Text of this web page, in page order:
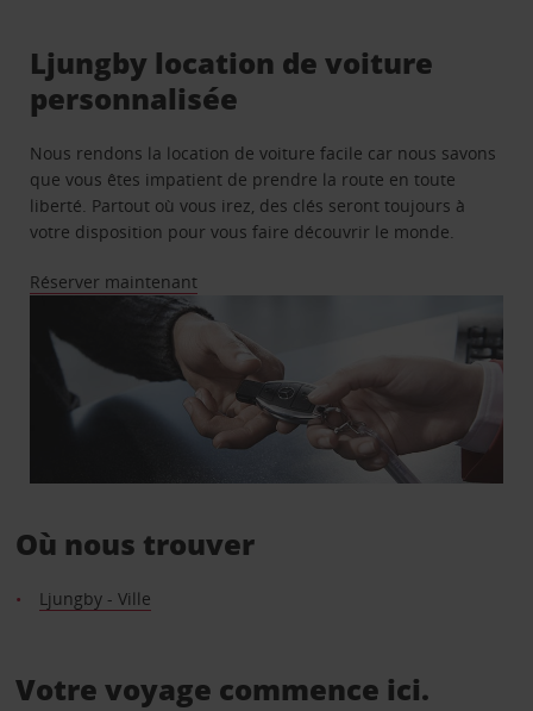
Ljungby location de voiture
personnalisée
Nous rendons la location de voiture facile car nous savons
que vous êtes impatient de prendre la route en toute
liberté. Partout où vous irez, des clés seront toujours à
votre disposition pour vous faire découvrir le monde.
Réserver maintenant
Où nous trouver
Ljungby - Ville
Votre voyage commence ici.